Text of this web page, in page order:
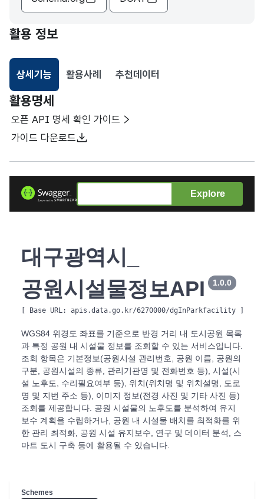
활용 정보
상세기능
선택됨
활용사례 추천데이터
활용명세
오픈 API 명세 확인 가이드
가이드 다운로드
Explore
대구광역시_
공원시설물정보API
1.0.0
[ Base URL: apis.data.go.kr/6270000/dgInParkfacility
WGS84 위경도 좌표를 기준으로 반경 거리 내 도시공원 목록
과 특정 공원 내 시설물 정보를 조회할 수 있는 서비스입니다.
조회 항목은 기본정보(공원시설 관리번호, 공원 이름, 공원의
구분, 공원시설의 종류, 관리기관명 및 전화번호 등), 시설(시
설 노후도, 수리필요여부 등), 위치(위치명 및 위치설명, 도로
명 및 지번 주소 등), 이미지 정보(전경 사진 및 기타 사진 등)
조회를 제공합니다. 공원 시설물의 노후도를 분석하여 유지
보수 계획을 수립하거나, 공원 내 시설물 배치를 최적화를 위
한 관리 최적화, 공원 시설 유지보수, 연구 및 데이터 분석, 스
마트 도시 구축 등에 활용될 수 있습니다.
Schemes